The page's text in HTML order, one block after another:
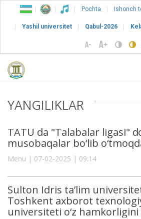
Pochta Ishonch
Yashil universitet Qabul-2026
YANGILIKLAR
TATU da "Talabalar ligasi"
musobaqalar bo‘lib
Menu | 07-02-2025 | 09:14
Sulton Idris ta’lim
Toshkent axborot
universiteti o‘z